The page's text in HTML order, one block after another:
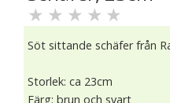
★ ★ ★ ★ ★
Söt sittande schäfer från
Storlek: ca 23cm
Färg: brun och svart